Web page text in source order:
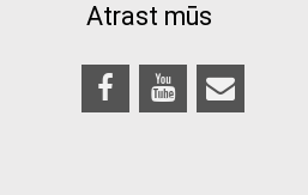
Atrast mūs